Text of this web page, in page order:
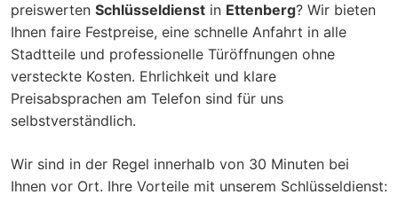
preiswerten Schlüsseldienst in Ettenberg? Wir bieten
Ihnen faire Festpreise, eine schnelle Anfahrt in alle
Stadtteile und professionelle Türöffnungen ohne
versteckte Kosten. Ehrlichkeit und klare
Preisabsprachen am Telefon sind für uns
selbstverständlich.
Wir sind in der Regel innerhalb von 30 Minuten bei
Ihnen vor Ort. Ihre Vorteile mit unserem Schlüsseldienst: